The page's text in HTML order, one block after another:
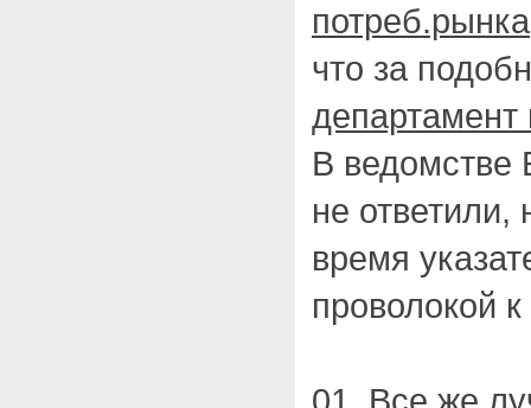
потреб.рынка
что за
департамент
В ведомстве
не ответили,
время
проволокой к